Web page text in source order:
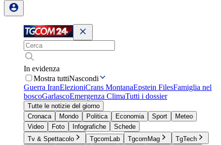
In evidenza
Mostra tuttiNascondi
Guerra IranElezioniCrans MontanaEpstein FilesFamiglia nel
boscoGarlascoEmergenza ClimaTutti i dossier
Tutte le notizie del giorno
Cronaca
Mondo Politica Economia Sport
Meteo
Video
Foto Infografiche
Schede
Tv & Spettacolo
TgcomLab TgcomMag
TgTech